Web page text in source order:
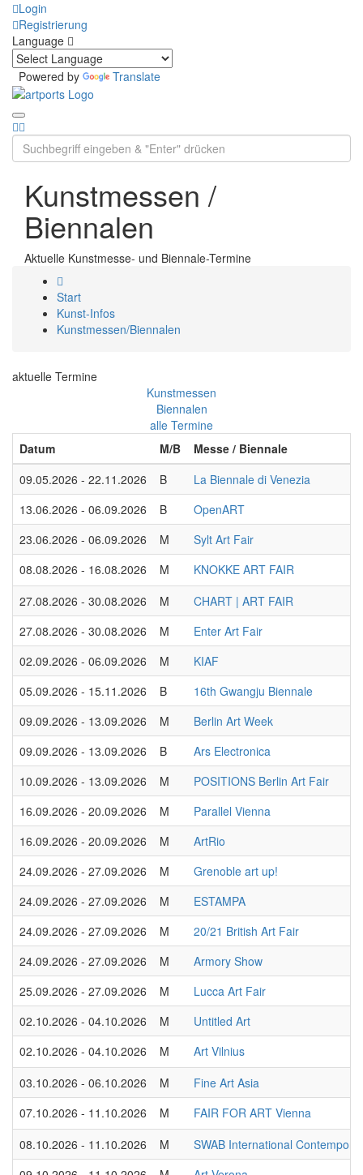
Login
Registrierung
Language
Powered by Translate
Kunstmessen /
Biennalen
Aktuelle Kunstmesse- und Biennale-Termine
Start
Kunst-Infos
Kunstmessen/Biennalen
aktuelle Termine
Kunstmessen
Biennalen
alle Termine
Datum
M/B
Messe / Biennale
09.05.2026 - 22.11.2026
B
La Biennale di Venezia
13.06.2026 - 06.09.2026
B
OpenART
23.06.2026 - 06.09.2026
M
Sylt Art Fair
08.08.2026 - 16.08.2026
M
KNOKKE ART FAIR
27.08.2026 - 30.08.2026
M
CHART | ART FAIR
27.08.2026 - 30.08.2026
M
Enter Art Fair
02.09.2026 - 06.09.2026
M
KIAF
05.09.2026 - 15.11.2026
B
16th Gwangju Biennale
09.09.2026 - 13.09.2026
M
Berlin Art Week
09.09.2026 - 13.09.2026
B
Ars Electronica
10.09.2026 - 13.09.2026
M
POSITIONS Berlin Art Fair
16.09.2026 - 20.09.2026
M
Parallel Vienna
16.09.2026 - 20.09.2026
M
ArtRio
24.09.2026 - 27.09.2026
M
Grenoble art up!
24.09.2026 - 27.09.2026
M
ESTAMPA
24.09.2026 - 27.09.2026
M
20/21 British Art Fair
24.09.2026 - 27.09.2026
M
Armory Show
25.09.2026 - 27.09.2026
M
Lucca Art Fair
02.10.2026 - 04.10.2026
M
Untitled Art
02.10.2026 - 04.10.2026
M
Art Vilnius
03.10.2026 - 06.10.2026
M
Fine Art Asia
07.10.2026 - 11.10.2026
M
FAIR FOR ART Vienna
08.10.2026 - 11.10.2026
M
SWAB International